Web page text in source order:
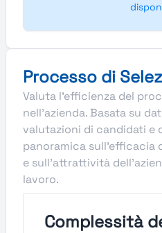
Processo di
Valuta l'efficienza del
nell'azienda. Basata su
valutazioni di candidati e
panoramica sull'efficacia
e sull'attrattività
lavoro.
Complessità